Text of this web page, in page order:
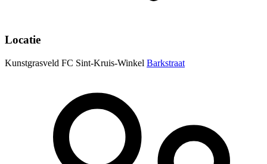
Locatie
Kunstgrasveld FC Sint-Kruis-Winkel Barkstraat